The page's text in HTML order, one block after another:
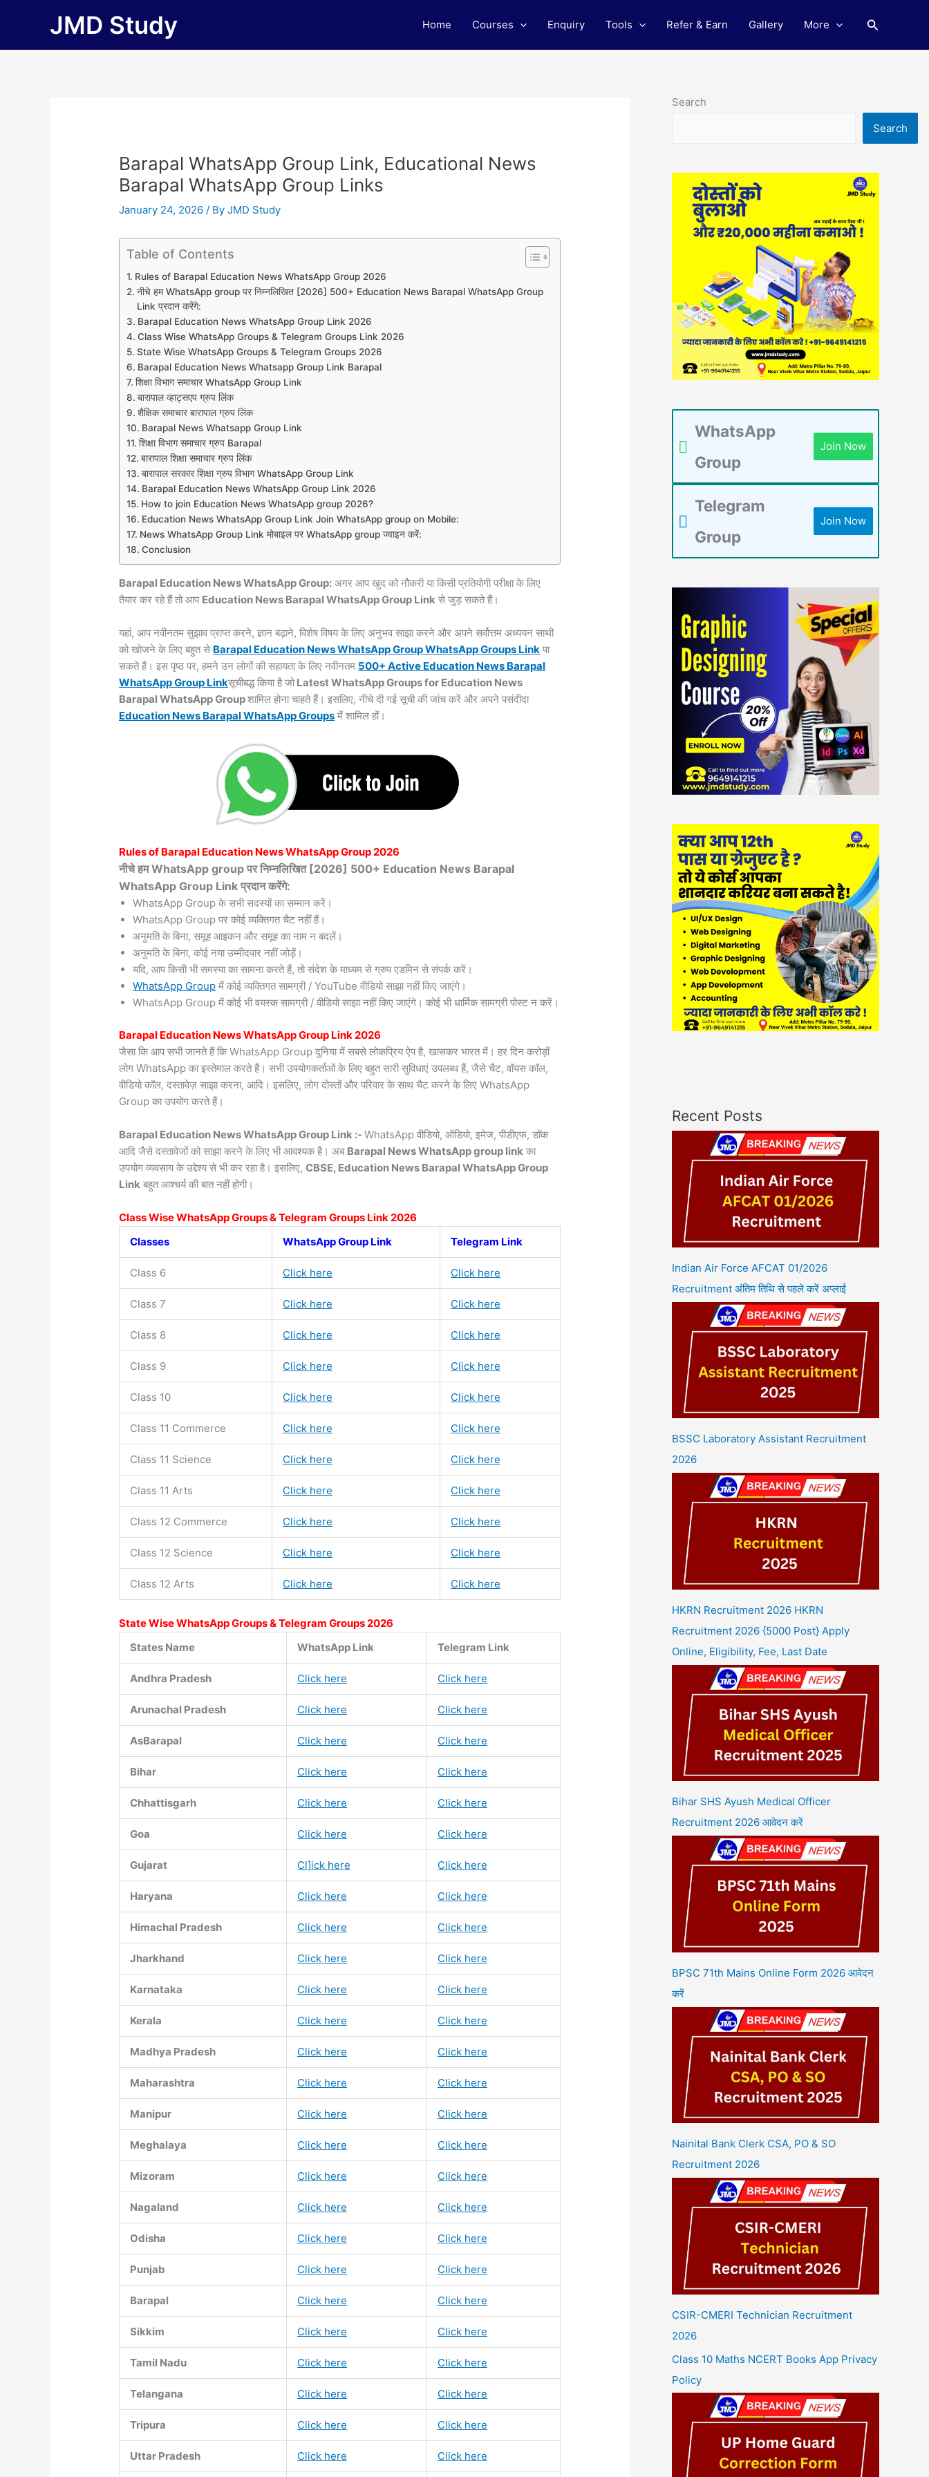
JMD Study Home Courses Enquiry Tools Refer & Earn Gallery More Search
Barapal WhatsApp Group Link, Educational News
Barapal WhatsApp Group Links
January 24, 2026/ ByJMD Study
Table of Contents
Rules of Barapal Education News WhatsApp Group 2026
नीचे हम WhatsApp group पर निम्नलिखित [2026] 500+ Education News Barapal WhatsApp Group
Link प्रदान करेंगे:
Barapal Education News WhatsApp Group Link 2026
Class Wise WhatsApp Groups & Telegram Groups Link 2026
State Wise WhatsApp Groups & Telegram Groups 2026
Barapal Education News Whatsapp Group Link Barapal
शिक्षा विभाग समाचार WhatsApp Group Link
बारापाल व्हाट्सएप ग्रुप लिंक
शैक्षिक समाचार बारापाल ग्रुप लिंक
Barapal News Whatsapp Group Link
शिक्षा विभाग समाचार ग्रुप Barapal
बारापाल शिक्षा समाचार ग्रुप लिंक
बारापाल सरकार शिक्षा ग्रुप विभाग WhatsApp Group Link
Barapal Education News WhatsApp Group Link 2026
How to join Education News WhatsApp group 2026?
Education News WhatsApp Group Link Join WhatsApp group on Mobile:
News WhatsApp Group Link मोबाइल पर WhatsApp group ज्वाइन करें:
Conclusion
Barapal Education News WhatsApp Group: अगर आप खुद को नौकरी या किसी प्रतियोगी परीक्षा के लिए
तैयार कर रहे हैं तो आप Education News Barapal WhatsApp Group Link से जुड़ सकते हैं।
यहां, आप नवीनतम सुझाव प्राप्त करने, ज्ञान बढ़ाने, विशेष विषय के लिए अनुभव साझा करने और अपने सर्वोत्तम अध्ययन साथी
को खोजने के लिए बहुत से Barapal Education News WhatsApp Group WhatsApp Groups Link पा
सकते हैं। इस पृष्ठ पर, हमने उन लोगों की सहायता के लिए नवीनतम 500+ Active Education News Barapal
WhatsApp Group Linkसूचीबद्ध किया है जोLatest WhatsApp Groups for Education News
Barapal WhatsApp Groupशामिल होना चाहते हैं। इसलिए, नीचे दी गई सूची की जांच करें और अपने पसंदीदा
Education News Barapal WhatsAppGroups में शामिल हों।
Rules of Barapal Education News WhatsApp Group 2026
नीचे हम WhatsApp group पर निम्नलिखित [2026] 500+ Education News Barapal
WhatsApp Group Link प्रदान करेंगे:
WhatsApp Group के सभी सदस्यों का सम्मान करें।
WhatsApp Group पर कोई व्यक्तिगत चैट नहीं हैं।
अनुमति के बिना, समूह आइकन और समूह का नाम न बदलें।
अनुमति के बिना, कोई नया उम्मीदवार नहीं जोड़ें।
यदि, आप किसी भी समस्या का सामना करते हैं, तो संदेश के माध्यम से ग्रुप एडमिन से संपर्क करें।
WhatsApp Group में कोई व्यक्तिगत सामग्री / YouTube वीडियो साझा नहीं किए जाएंगे।
WhatsApp Group में कोई भी वयस्क सामग्री / वीडियो साझा नहीं किए जाएंगे। कोई भी धार्मिक सामग्री पोस्ट न करें।
Barapal Education News WhatsApp Group Link 2026
जैसा कि आप सभी जानते हैं कि WhatsApp Group दुनिया में सबसे लोकप्रिय ऐप है, खासकर भारत में। हर दिन करोड़ों
लोग WhatsApp का इस्तेमाल करते हैं। सभी उपयोगकर्ताओं के लिए बहुत सारी सुविधाएं उपलब्ध हैं, जैसे चैट, वॉयस कॉल,
वीडियो कॉल, दस्तावेज़ साझा करना, आदि। इसलिए, लोग दोस्तों और परिवार के साथ चैट करने के लिए WhatsApp
Group का उपयोग करते हैं।
Barapal Education News WhatsApp Group Link :-WhatsApp वीडियो, ऑडियो, इमेज, पीडीएफ, डॉक
आदि जैसे दस्तावेजों को साझा करने के लिए भी आवश्यक है। अब Barapal NewsWhatsApp group link का
उपयोग व्यवसाय के उद्देश्य से भी कर रहा है। इसलिए,CBSE, Education News Barapal WhatsApp Group
Link बहुत आश्चर्य की बात नहीं होगी।
Class Wise WhatsApp Groups & Telegram Groups Link 2026
Classes
WhatsApp Group Link Telegram Link
Class 6 Click here Click here
Class 7 Click here Click here
Class 8 Click here Click here
Class 9 Click here Click here
Class 10 Click here Click here
Class 11 Commerce Click here Click here
Class 11 Science Click here Click here
Class 11 Arts Click here Click here
Class 12 Commerce Click here Click here
Class 12 Science Click here Click here
Class 12 Arts Click here Click here
State Wise WhatsApp Groups & Telegram Groups 2026
States Name
WhatsApp Link Telegram Link
Andhra Pradesh Click here Click here
Arunachal Pradesh Click here Click here
AsBarapal Click here Click here
Bihar Click here Click here
Chhattisgarh Click here Click here
Goa Click here Click here
Gujarat Cl]ick here Click here
Haryana Click here Click here
Himachal Pradesh Click here Click here
Jharkhand Click here Click here
Karnataka Click here Click here
Kerala Click here Click here
Madhya Pradesh Click here Click here
Maharashtra Click here Click here
Manipur Click here Click here
Meghalaya Click here Click here
Mizoram Click here Click here
Nagaland Click here Click here
Odisha Click here Click here
Punjab Click here Click here
Barapal Click here Click here
Sikkim Click here Click here
Tamil Nadu Click here Click here
Telangana Click here Click here
Tripura Click here Click here
Uttar Pradesh Click here Click here
Search
Search
WhatsApp
Group
Join Now
Telegram
Group
Join Now
Recent Posts
Indian Air Force AFCAT 01/2026
Recruitment अंतिम तिथि से पहले करें अप्लाई
BSSC Laboratory Assistant Recruitment
2026
HKRN Recruitment 2026 HKRN
Recruitment 2026 {5000 Post} Apply
Online, Eligibility, Fee, Last Date
Bihar SHS Ayush Medical Officer
Recruitment 2026 आवेदन करें
BPSC 71th Mains Online Form 2026 आवेदन
करें
Nainital Bank Clerk CSA, PO & SO
Recruitment 2026
CSIR-CMERI Technician Recruitment
2026
Class 10 Maths NCERT Books App Privacy
Policy